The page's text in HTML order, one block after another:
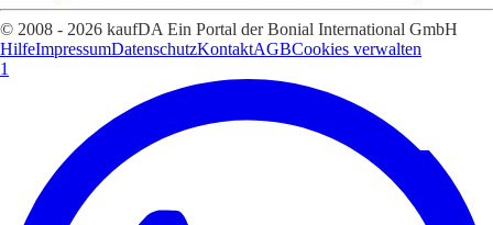
© 2008 - 2026 kaufDA Ein Portal der Bonial International GmbH
HilfeImpressumDatenschutzKontaktAGBCookies verwalten
1